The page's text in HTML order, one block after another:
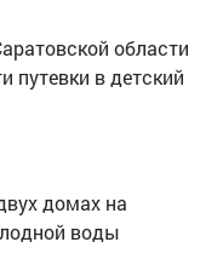
области
путевки в детский
домах на
воды